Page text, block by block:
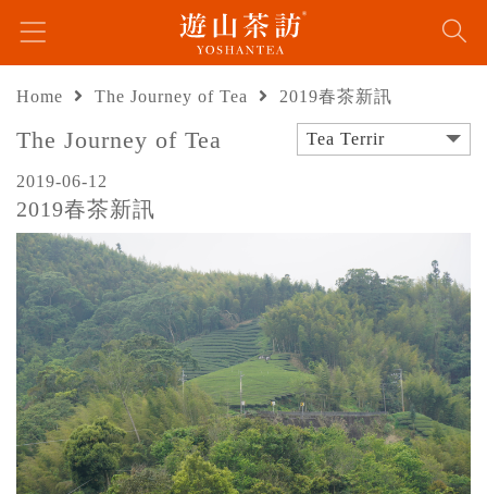
Home The Journey of Tea 2019春茶新訊
The Journey of Tea Tea Terrir
2019-06-12
2019春茶新訊